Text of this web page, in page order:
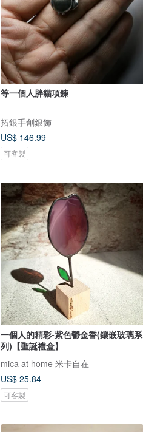
等一個人胖貓項鍊
拓銀手創銀飾
US$ 146.99
可客製
一個人的精彩-紫色鬱金香(鑲嵌玻璃系
列)【聖誕禮盒】
mica at home 米卡自在
US$ 25.84
可客製